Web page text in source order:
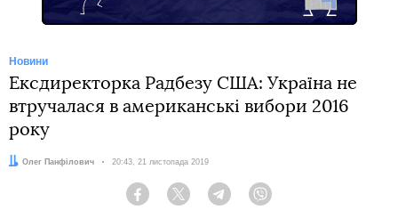
Новини
Ексдиректорка Радбезу США: Україна не
втручалася в американські вибори 2016
року
Автор:
Олег Панфілович Дата:
20:43, 21 листопада 2019
Facebook Twitter Telegram